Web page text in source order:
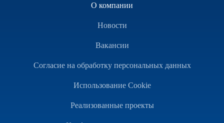
О компании
Новости
Вакансии
Согласие на обработку персональных данных
Использование Cookie
Реализованные проекты